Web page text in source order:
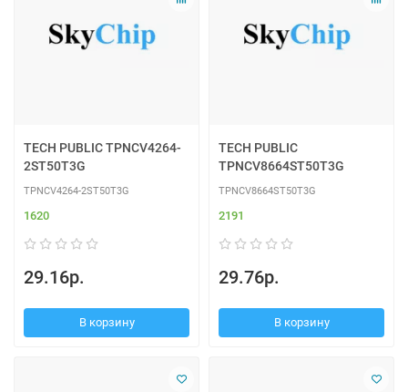
TECH PUBLIC TPNCV4264-
2ST50T3G
TPNCV4264-2ST50T3G
1620
29.16р.
В корзину
TECH PUBLIC
TPNCV8664ST50T3G
TPNCV8664ST50T3G
2191
29.76р.
В корзину